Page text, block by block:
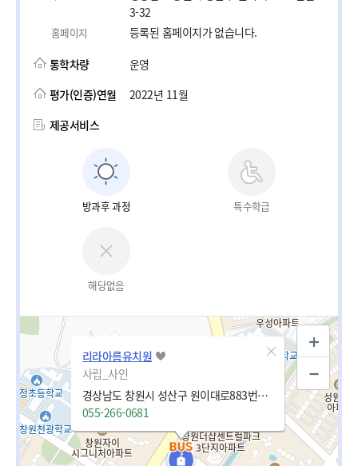
3-32
홈페이지
등록된 홈페이지가 없습니다.
통학차량
운영
평가(인증)연월
2022년 11월
제공서비스
방과후 과정 특수학급
해당없음
리라아름유치원
사립_사인
경상남도 창원시 성산구 원이대로883번길 3-32
055-266-0681